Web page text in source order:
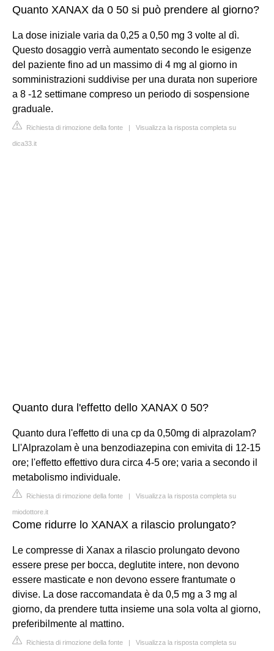
Quanto XANAX da 0 50 si può prendere al giorno?
La dose iniziale varia da 0,25 a 0,50 mg 3 volte al dì.
Questo dosaggio verrà aumentato secondo le esigenze
del paziente fino ad un massimo di 4 mg al giorno in
somministrazioni suddivise per una durata non superiore
a 8 -12 settimane compreso un periodo di sospensione
graduale.
Richiesta di rimozione della fonte | Visualizza la risposta completa su
dica33.it
Quanto dura l'effetto dello XANAX 0 50?
Quanto dura l'effetto di una cp da 0,50mg di alprazolam?
Ll'Alprazolam è una benzodiazepina con emivita di 12-15
ore; l'effetto effettivo dura circa 4-5 ore; varia a secondo il
metabolismo individuale.
Richiesta di rimozione della fonte | Visualizza la risposta completa su
miodottore.it
Come ridurre lo XANAX a rilascio prolungato?
Le compresse di Xanax a rilascio prolungato devono
essere prese per bocca, deglutite intere, non devono
essere masticate e non devono essere frantumate o
divise. La dose raccomandata è da 0,5 mg a 3 mg al
giorno, da prendere tutta insieme una sola volta al giorno,
preferibilmente al mattino.
Richiesta di rimozione della fonte | Visualizza la risposta completa su